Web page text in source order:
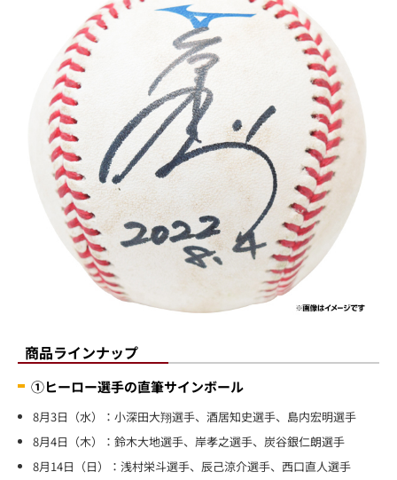
商品ラインナップ
①ヒーロー選手の直筆サインボール
8月3日（水）：小深田大翔選手、酒居知史選手、島内宏明選手
8月4日（木）：鈴木大地選手、岸孝之選手、炭谷銀仁朗選手
8月14日（日）：浅村栄斗選手、辰己涼介選手、西口直人選手